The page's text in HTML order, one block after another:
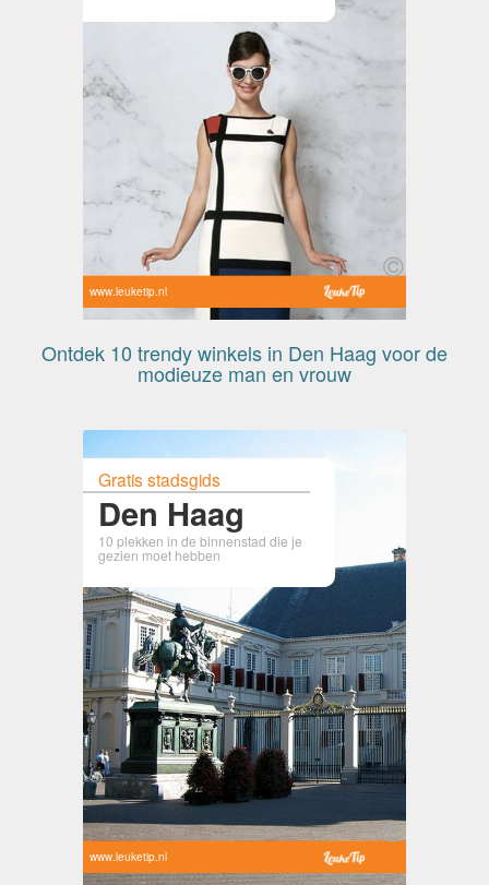
www.leuketip.nl
Ontdek 10 trendy winkels in Den Haag voor de
modieuze man en vrouw
Gratis stadsgids
Den Haag
10 plekken in de binnenstad die je
gezien moet hebben
www.leuketip.nl